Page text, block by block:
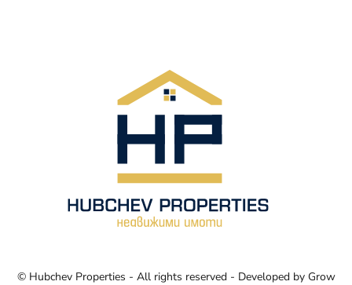
© Hubchev Properties - All rights reserved - Developed by Grow